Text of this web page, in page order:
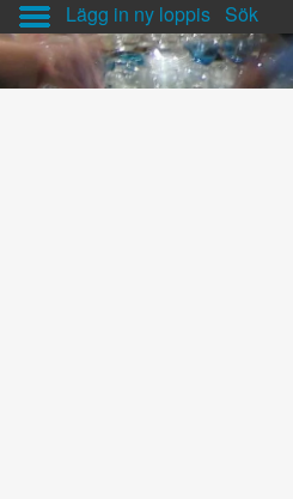
Lägg in ny loppis Sök